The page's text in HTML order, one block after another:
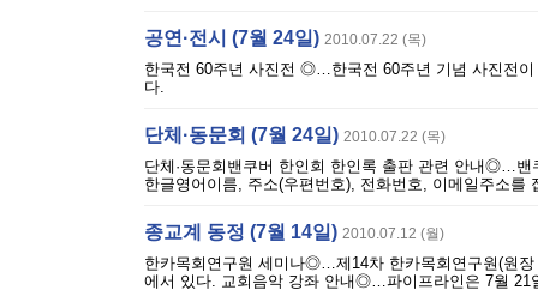
공연·전시 (7월 24일) 2010.07.22 (목)
한국전 60주년 사진전 ◎…한국전 60주년 기념 사진전이
다.
단체·동문회 (7월 24일) 2010.07.22 (목)
단체·동문회밴쿠버 한인회 한인록 출판 관련 안내◎…
한글영어이름, 주소(우편번호), 전화번호, 이메일주소
종교계 동정 (7월 14일) 2010.07.12 (월)
한카목회연구원 세미나◎…제14차 한카목회연구원(원
에서 있다. 교회음악 강좌 안내◎…파이프라인은 7월 21